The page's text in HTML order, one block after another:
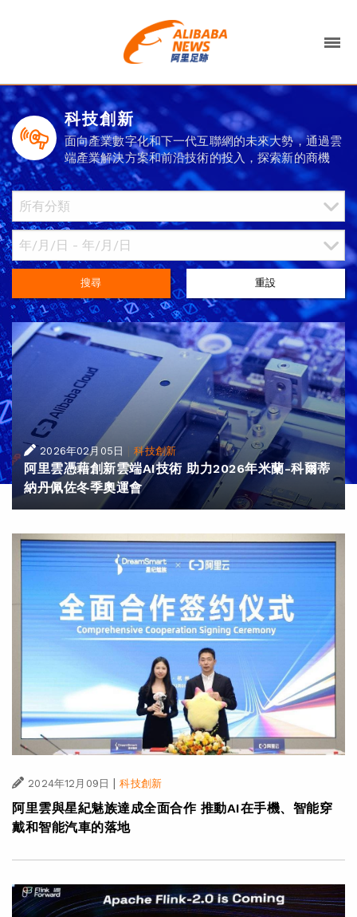
科技創新
面向產業數字化和下一代互聯網的未來大勢，通過雲
端產業解決方案和前沿技術的投入，探索新的商機
搜尋 重設
2026年02月05日 |科技創新
阿里雲憑藉創新雲端AI技術 助力2026年米蘭-科爾蒂
納丹佩佐冬季奧運會
2024年12月09日 | 科技創新
阿里雲與星紀魅族達成全面合作 推動AI在手機、智能穿
戴和智能汽車的落地